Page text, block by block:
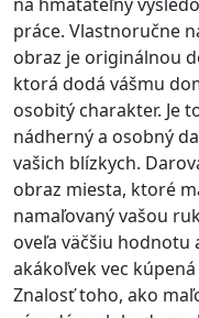
práce. Vlastnoručne
obraz je originálnou
ktorá dodá vášmu
osobitý charakter. Je
nádherný a osobný
vašich blízkych.
obraz miesta, ktoré
namaľovaný vašou
oveľa väčšiu hodnotu
akákoľvek vec
Znalosť toho, ako